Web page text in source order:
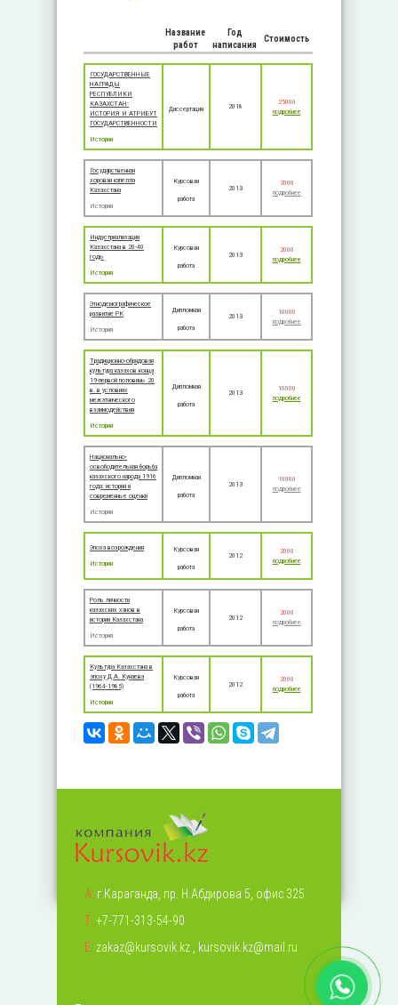
Название
работ
Год
написания
Стоимость
ГОСУДАРСТВЕННЫЕ
НАГРАДЫ
РЕСПУБЛИКИ
КАЗАХСТАН:
ИСТОРИЯ И АТРИБУТ
ГОСУДАРСТВЕННОСТИ
История
Диссертация 2018
25000
подробнее
Государственная
хоровая капелла
Казахстана
История
Курсовая
работа
2013
2000
подробнее
Индустриализация
Казахстана в 20-40
годы
История
Курсовая
работа
2013
2000
подробнее
Этнодемографическое
развитие РК
История
Дипломная
работа
2013
10000
подробнее
Традиционно-обрядовая
культура казахов конца
19-первой половины 20
в. в условиях
межэтнического
взаимодействия
История
Дипломная
работа
2013
10000
подробнее
Национально-
освободительная борьба
казахского народа 1916
года: история и
современные оценки
История
Дипломная
работа
2013
10000
подробнее
Эпоха возрождения
История
Курсовая
работа
2012
2000
подробнее
Роль личности
казахских ханов в
истории Казахстана
История
Курсовая
работа
2012
2000
подробнее
Культура Казахстана в
эпоху Д.А. Кунаева
(1964-1985)
История
Курсовая
работа
2012
2000
подробнее
А: г.Караганда, пр. Н.Абдирова 5, офис 325
Т: +7-771-313-54-90
Е: zakaz@kursovik.kz , kursovik.kz@mail.ru